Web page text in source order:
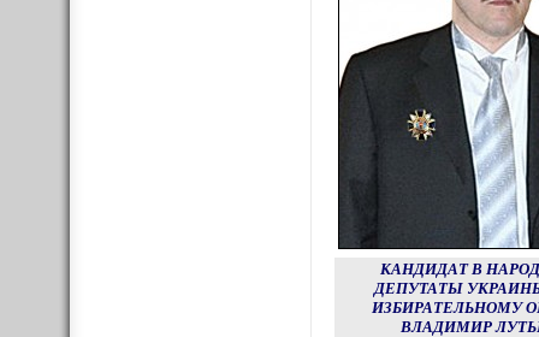
КАНДИДАТ В
ДЕПУТАТЫ
ИЗБИРАТЕЛЬНОМУ
ВЛАДИМИР